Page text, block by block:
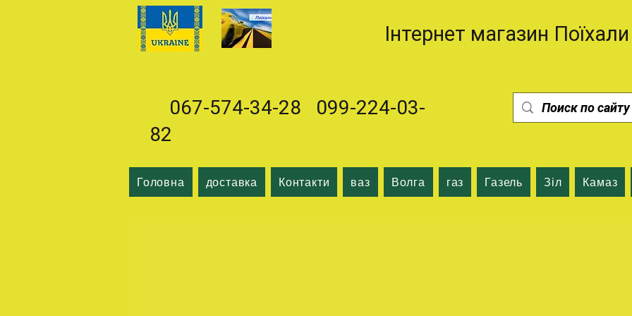
Інтернет магазин Поїхали
067-574-34-28 099-224-03-
82
Головна доставка Контакти ваз Волга газ Газель Зіл Камаз